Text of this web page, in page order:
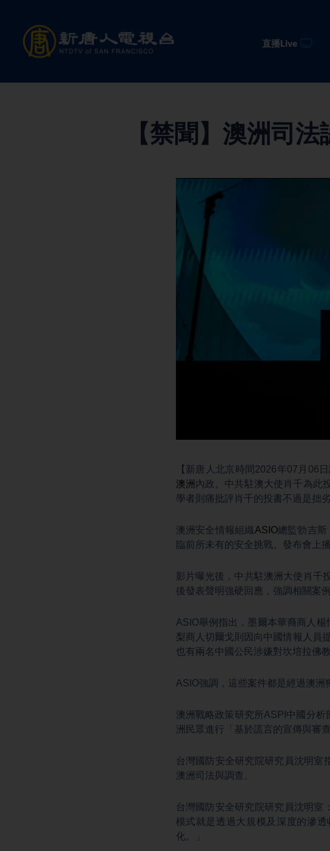
content
直播Live
【禁聞】澳洲司
【新唐人北京時間2026年07月06
澳洲 內政。中共駐澳大使肖千為此
學者則痛批評肖千的投書不過是拙
澳洲安全情報組織 ASIO總監勃吉斯
臨前所未有的安全挑戰。發布會上
影片曝光後，中共駐澳洲大使肖千
後發表聲明強硬回應，強調相關案
ASIO舉例指出，墨爾本華裔商人
梨商人切爾戈則因向中國情報人員
也有兩名中國公民涉嫌對坎培拉佛
ASIO強調，這些案件都是經過澳洲
澳洲戰略政策研究所ASPI中國分
洲民眾進行「基於謊言的宣傳與審查
台灣國防安全研究院研究員沈明室
澳洲司法與調查。
台灣國防安全研究院研究員沈明室
模式就是透過大規模及深度的滲
化。」